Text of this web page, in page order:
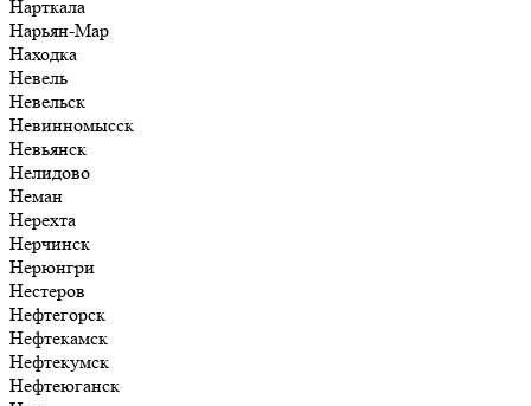
Нарткала
Нарьян-Мар
Находка
Невель
Невельск
Невинномысск
Невьянск
Нелидово
Неман
Нерехта
Нерчинск
Нерюнгри
Нестеров
Нефтегорск
Нефтекамск
Нефтекумск
Нефтеюганск